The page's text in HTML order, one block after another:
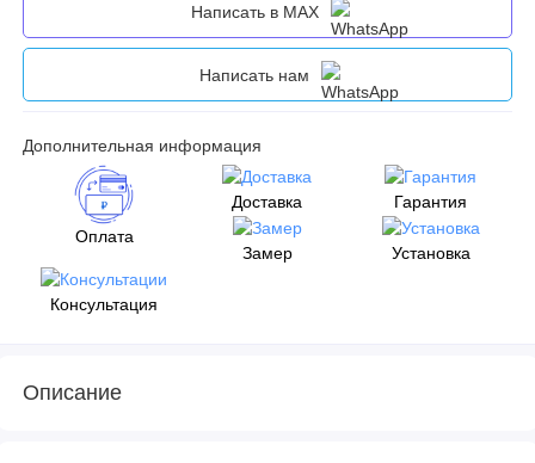
Написать в MAX
Написать нам
Дополнительная информация
Оплата
Доставка Гарантия
Замер Установка
Консультация
Описание